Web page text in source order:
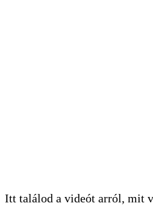
Itt találod a videót arról, mit